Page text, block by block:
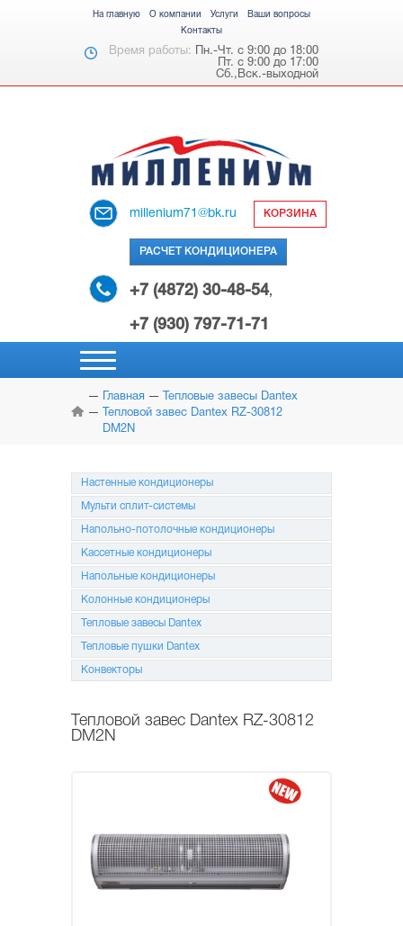
На главную О компании Услуги
Ваши вопросы
Контакты
Время работы: Пн.-Чт. с 9:00 до 18:00
Пт. с 9:00 до 17:00
Сб.,Вск.-выходной
millenium71@bk.ru КОРЗИНА
РАСЧЕТ КОНДИЦИОНЕРА
+7 (4872) 30-48-54,
+7 (930) 797-71-71
НАСТЕННЫЕ
КОНДИЦИОНЕРЫ
НАПОЛЬНО-ПОТОЛОЧНЫЕ
СИСТЕМЫ
КАССЕТНЫЕ
КОНДИЦИОНЕРЫ
КОЛОННЫЕ
КОНДИЦИОНЕРЫ
МОБИЛЬНЫЕ
КОНДИЦИОНЕРЫ
Главная
Тепловые завесы Dantex
Тепловой завес Dantex RZ-30812
DM2N
Настенные кондиционеры
Мульти сплит-системы
Напольно-потолочные кондиционеры
Кассетные кондиционеры
Напольные кондиционеры
Колонные кондиционеры
Тепловые завесы Dantex
Тепловые пушки Dantex
Конвекторы
Тепловой завес Dantex RZ-30812
DM2N